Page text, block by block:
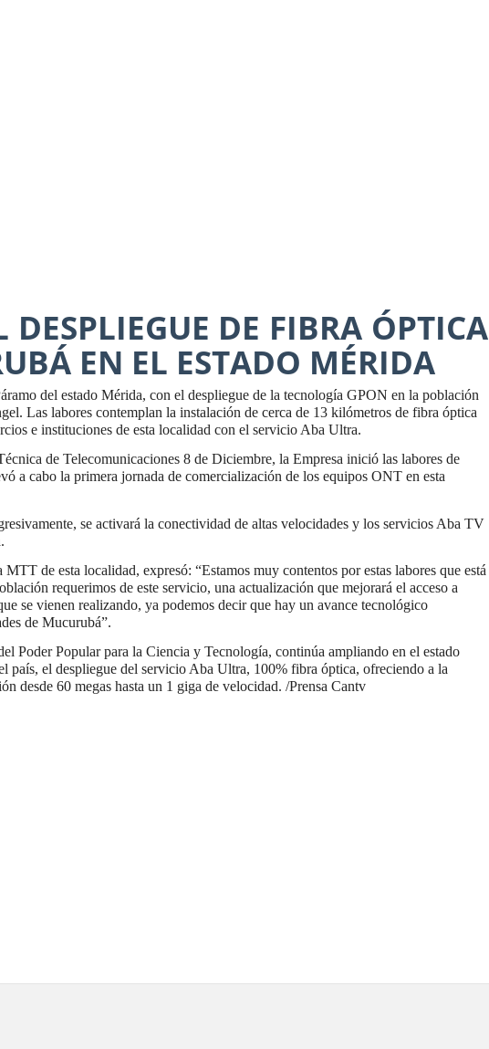
DESPLIEGUE DE FIBRA ÓPTICA
EN EL ESTADO MÉRIDA
del estado Mérida, con el despliegue de la tecnología GPON en la población
Las labores contemplan la instalación de cerca de 13 kilómetros de fibra óptica
e instituciones de esta localidad con el servicio Aba Ultra.
de Telecomunicaciones 8 de Diciembre, la Empresa inició las labores de
a cabo la primera jornada de comercialización de los equipos ONT en esta
se activará la conectividad de altas velocidades y los servicios Aba TV
de esta localidad, expresó: “Estamos muy contentos por estas labores que está
requerimos de este servicio, una actualización que mejorará el acceso a
se vienen realizando, ya podemos decir que hay un avance tecnológico
de Mucurubá”.
Poder Popular para la Ciencia y Tecnología, continúa ampliando en el estado
país, el despliegue del servicio Aba Ultra, 100% fibra óptica, ofreciendo a la
desde 60 megas hasta un 1 giga de velocidad. /Prensa Cantv